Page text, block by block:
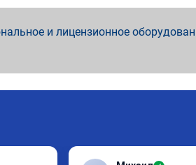
и лицензионное